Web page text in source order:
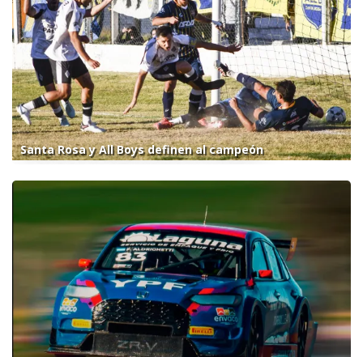
Santa Rosa y All Boys definen al campeón